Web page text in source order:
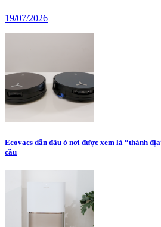
19/07/2026
Ecovacs dẫn đầu ở nơi được xem là “thánh
cầu